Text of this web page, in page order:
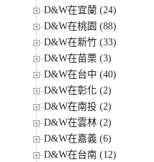
D&W在宜蘭 (24)
D&W在桃園 (88)
D&W在新竹 (33)
D&W在苗栗 (3)
D&W在台中 (40)
D&W在彰化 (2)
D&W在南投 (2)
D&W在雲林 (2)
D&W在嘉義 (6)
D&W在台南 (12)